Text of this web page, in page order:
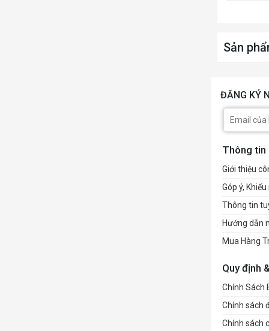
Sản
ĐĂNG KÝ
Thông tin
Giới thiệu
Góp ý, Khiếu
Thông tin
Hướng dẫn
Mua Hàng
Quy định
Chính Sách
Chính sách
Chính sách